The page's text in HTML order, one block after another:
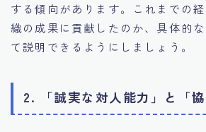
する傾向があります。これまでの
織の成果に貢献したのか、具体的
て説明できるようにしましょう。
2. 「誠実な対人能力」と「